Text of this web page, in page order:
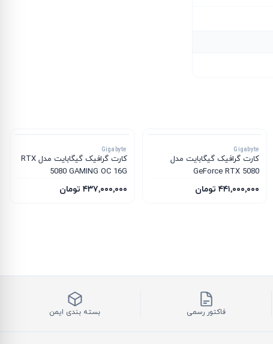
Gigabyte
کارت گرافیک گیگابایت مدل
GeForce RTX 5080
WINDFORCE OC SFF 16G
۴۴۱٬۰۰۰٬۰۰۰ تومان
Gigabyte
کارت گرافیک گیگابایت مدل RTX
5080 GAMING OC 16G
۴۳۷٬۰۰۰٬۰۰۰ تومان
فاکتور رسمی بسته بندی ایمن